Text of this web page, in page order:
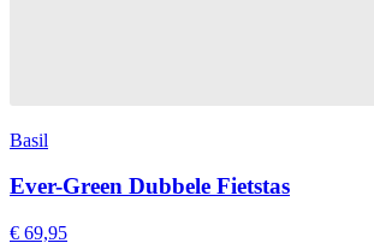
Basil
Ever-Green Dubbele Fietstas
€ 69,95